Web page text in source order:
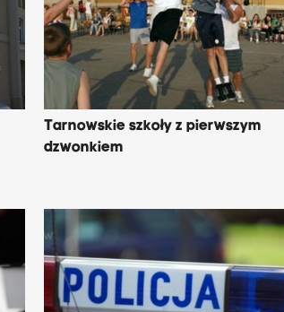
Tarnowskie szkoły z pierwszym
dzwonkiem